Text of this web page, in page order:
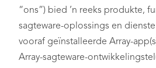
“ons”) bied ’n reeks produkte,
sagteware-oplossings en
vooraf geïnstalleerde Array-
Array-sagteware-